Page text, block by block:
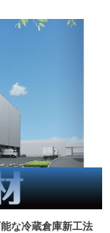
な冷蔵倉庫新工法